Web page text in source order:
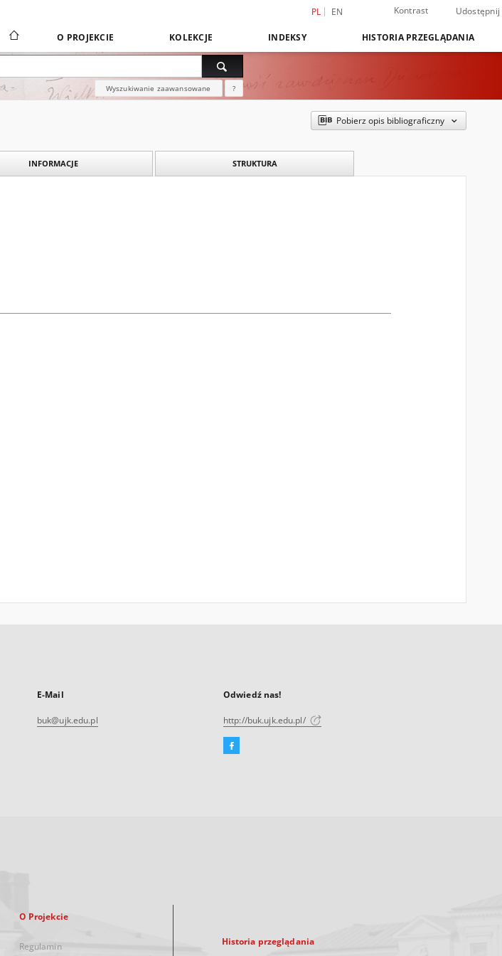
PL EN Kontrast Udostępnij
O PROJEKCIE KOLEKCJE INDEKSY HISTORIA PRZEGLĄDANIA
Wyszukiwanie zaawansowane ?
Pobierz opis bibliograficzny
INFORMACJE STRUKTURA
E-Mail
buk@ujk.edu.pl
Odwiedź nas!
http://buk.ujk.edu.pl/
Facebook
O Projekcie
Regulamin Historia przeglądania